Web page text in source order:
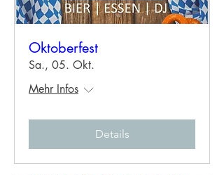
Oktoberfest
Sa., 05. Okt.
Mehr Infos
Details